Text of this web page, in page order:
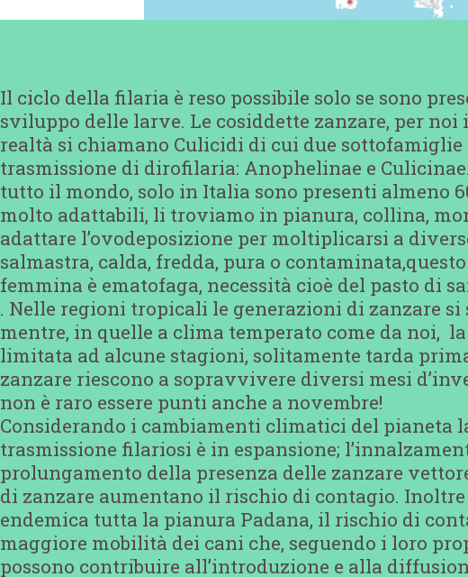
Il ciclo della filaria è reso possibile solo se sono
sviluppo delle larve. Le cosiddette zanzare, per
realtà si chiamano Culicidi di cui due
trasmissione di dirofilaria: Anophelinae e
tutto il mondo, solo in Italia sono presenti almeno
molto adattabili, li troviamo in pianura, collina,
adattare l’ovodeposizione per moltiplicarsi a
salmastra, calda, fredda, pura o
femmina è ematofaga, necessità cioè del pasto di
. Nelle regioni tropicali le generazioni di zanzare si
mentre, in quelle a clima temperato come da noi,
limitata ad alcune stagioni, solitamente tarda
zanzare riescono a sopravvivere diversi mesi
non è raro essere punti anche a novembre!
Considerando i cambiamenti climatici del pianeta
trasmissione filariosi è in espansione;
prolungamento della presenza delle zanzare
di zanzare aumentano il rischio di contagio. Inoltre
endemica tutta la pianura Padana, il rischio di
maggiore mobilità dei cani che, seguendo i loro
possono contribuire all’introduzione e alla